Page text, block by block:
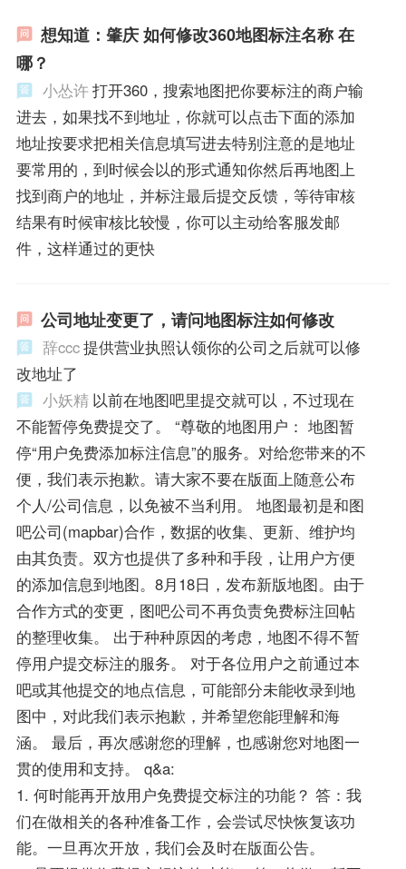
想知道：肇庆 如何修改360地图标注名称 在
哪？
小怂许 打开360，搜索地图把你要标注的商户输
进去，如果找不到地址，你就可以点击下面的添加
地址按要求把相关信息填写进去特别注意的是地址
要常用的，到时候会以的形式通知你然后再地图上
找到商户的地址，并标注最后提交反馈，等待审核
结果有时候审核比较慢，你可以主动给客服发邮
件，这样通过的更快
公司地址变更了，请问地图标注如何修改
辞ccc提供营业执照认领你的公司之后就可以修
改地址了
小妖精 以前在地图吧里提交就可以，不过现在
不能暂停免费提交了。 “尊敬的地图用户： 地图暂
停“用户免费添加标注信息”的服务。对给您带来的不
便，我们表示抱歉。请大家不要在版面上随意公布
个人/公司信息，以免被不当利用。 地图最初是和图
吧公司(mapbar)合作，数据的收集、更新、维护均
由其负责。双方也提供了多种和手段，让用户方便
的添加信息到地图。8月18日，发布新版地图。由于
合作方式的变更，图吧公司不再负责免费标注回帖
的整理收集。 出于种种原因的考虑，地图不得不暂
停用户提交标注的服务。 对于各位用户之前通过本
吧或其他提交的地点信息，可能部分未能收录到地
图中，对此我们表示抱歉，并希望您能理解和海
涵。 最后，再次感谢您的理解，也感谢您对地图一
贯的使用和支持。 q&a:
1. 何时能再开放用户免费提交标注的功能？ 答：我
们在做相关的各种准备工作，会尝试尽快恢复该功
能。一旦再次开放，我们会及时在版面公告。